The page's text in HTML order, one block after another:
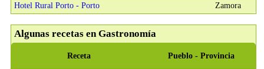
Hotel Rural Porto - Porto
Zamora
Algunas recetas en Gastronomía
Receta Pueblo - Provincia